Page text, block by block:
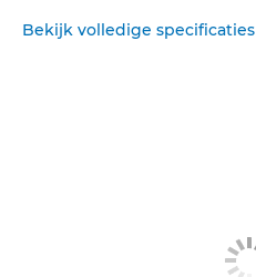
Bekijk volledige specificaties